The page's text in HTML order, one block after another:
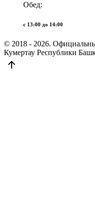
Обед:
c 13:00 до 14:00
© 2018 - 2026.
Кумертау Республики